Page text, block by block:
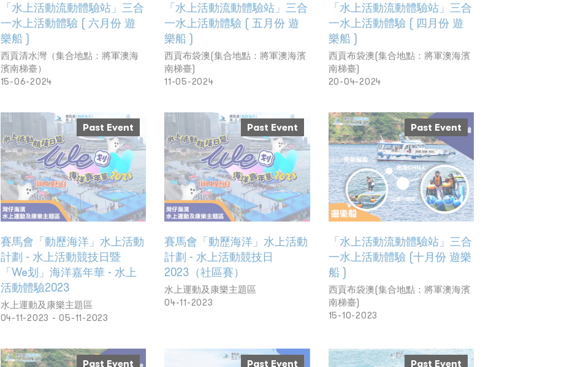
「水上活動流動體驗站」三合
一水上活動體驗 ( 六月份 遊
樂船 )
西貢清水灣（集合地點：將軍澳海
濱南梯臺）
15-06-2024
「水上活動流動體驗站」三合
一水上活動體驗 ( 五月份 遊
樂船 )
西貢布袋澳(集合地點：將軍澳海濱
南梯臺)
11-05-2024
「水上活動流動體驗站」三合
一水上活動體驗 ( 四月份 遊
樂船 )
西貢布袋澳(集合地點：將軍澳海濱
南梯臺)
20-04-2024
Past Event
賽馬會「動歷海洋」水上活動
計劃 - 水上活動競技日暨
「We划」海洋嘉年華 - 水上
活動體驗2023
水上運動及康樂主題區
04-11-2023 - 05-11-2023
Past Event
賽馬會「動歷海洋」水上活動
計劃 - 水上活動競技日
2023（社區賽）
水上運動及康樂主題區
04-11-2023
Past Event
「水上活動流動體驗站」三合
一水上活動體驗 (十月份 遊樂
船 )
西貢布袋澳(集合地點：將軍澳海濱
南梯臺)
15-10-2023
Past Event Past Event Past Event